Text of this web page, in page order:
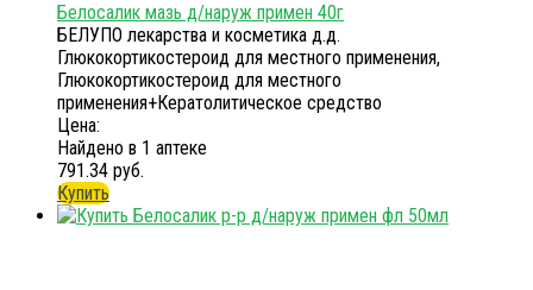
Белосалик мазь д/наруж примен 40г
БЕЛУПО лекарства и косметика д.д.
Глюкокортикостероид для местного применения,
Глюкокортикостероид для местного
применения+Кератолитическое средство
Цена:
Найдено в 1 аптеке
791.34 руб.
Купить